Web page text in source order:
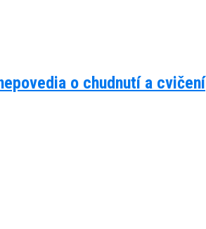
o chudnutí a cvičení